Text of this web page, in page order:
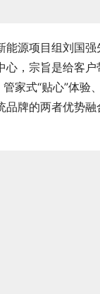
能源项目组刘国
心，宗旨是给客
家式“贴心”体验